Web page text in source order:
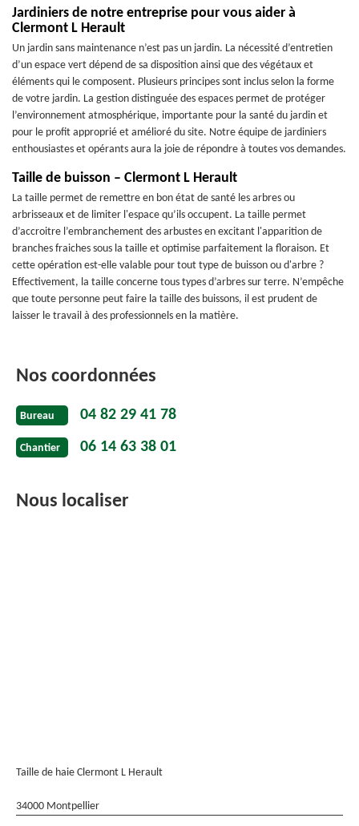
Jardiniers de notre entreprise pour vous aider à
Clermont L Herault
Un jardin sans maintenance n’est pas un jardin. La nécessité d’entretien
d’un espace vert dépend de sa disposition ainsi que des végétaux et
éléments qui le composent. Plusieurs principes sont inclus selon la forme
de votre jardin. La gestion distinguée des espaces permet de protéger
l’environnement atmosphérique, importante pour la santé du jardin et
pour le profit approprié et amélioré du site. Notre équipe de jardiniers
enthousiastes et opérants aura la joie de répondre à toutes vos demandes.
Taille de buisson – Clermont L Herault
La taille permet de remettre en bon état de santé les arbres ou
arbrisseaux et de limiter l'espace qu’ils occupent. La taille permet
d’accroitre l’embranchement des arbustes en excitant l'apparition de
branches fraiches sous la taille et optimise parfaitement la floraison. Et
cette opération est-elle valable pour tout type de buisson ou d'arbre ?
Effectivement, la taille concerne tous types d’arbres sur terre. N’empêche
que toute personne peut faire la taille des buissons, il est prudent de
laisser le travail à des professionnels en la matière.
Nos coordonnées
Bureau 04 82 29 41 78
Chantier 06 14 63 38 01
Nous localiser
Taille de haie Clermont L Herault
34000 Montpellier